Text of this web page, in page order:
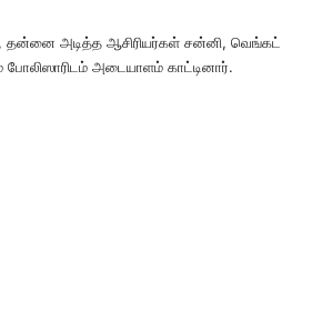
அடித்த ஆசிரியர்கள் சன்னி, வெங்கட்
அடையாளம் காட்டினார்.